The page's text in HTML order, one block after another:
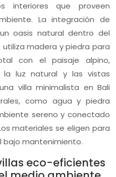
interiores que proveen
La integración de
oasis natural dentro del
utiliza madera y piedra para
con el paisaje alpino,
la luz natural y las vistas
villa minimalista en Bali
como agua y piedra
sereno y conectado
materiales se eligen para
bajo mantenimiento.
eco-eficientes